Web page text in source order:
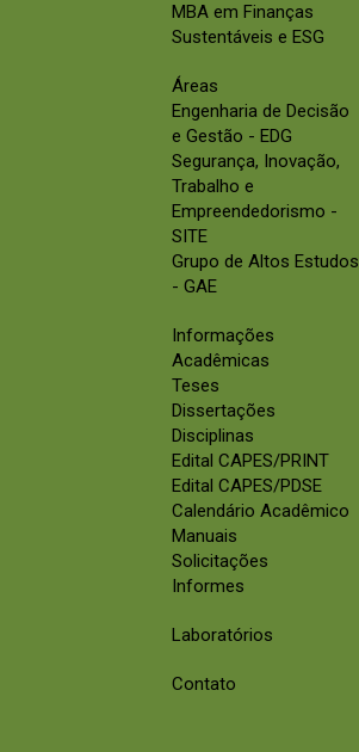
MBA em Finanças
Sustentáveis e ESG
Áreas
Engenharia de Decisão
e Gestão - EDG
Segurança, Inovação,
Trabalho e
Empreendedorismo -
SITE
Grupo de Altos Estudos
- GAE
Informações
Acadêmicas
Teses
Dissertações
Disciplinas
Edital CAPES/PRINT
Edital CAPES/PDSE
Calendário Acadêmico
Manuais
Solicitações
Informes
Laboratórios
Contato